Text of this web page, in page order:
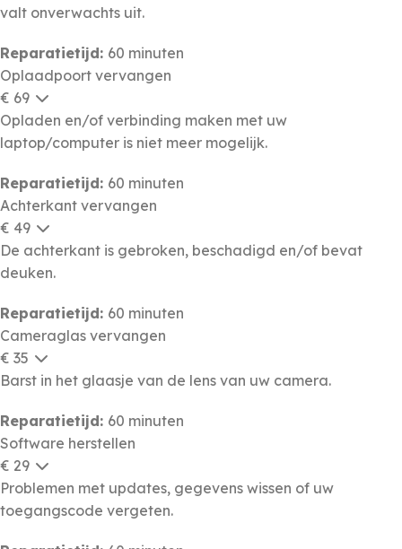
valt onverwachts uit.
Reparatietijd: 60 minuten
Oplaadpoort vervangen
€ 69
Opladen en/of verbinding maken met uw
laptop/computer is niet meer mogelijk.
Reparatietijd: 60 minuten
Achterkant vervangen
€ 49
De achterkant is gebroken, beschadigd en/of bevat
deuken.
Reparatietijd: 60 minuten
Cameraglas vervangen
€ 35
Barst in het glaasje van de lens van uw camera.
Reparatietijd: 60 minuten
Software herstellen
€ 29
Problemen met updates, gegevens wissen of uw
toegangscode vergeten.